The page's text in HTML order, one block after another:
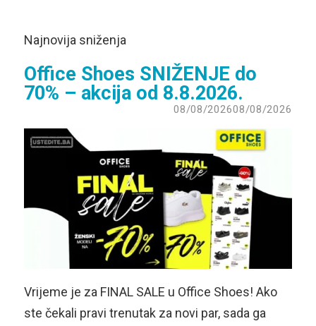
Najnovija sniženja
Office Shoes SNIŽENJE do
70% – akcija od 8.8.2026.
08/08/202608/08/2026
Vrijeme je za FINAL SALE u Office Shoes! Ako
ste čekali pravi trenutak za novi par, sada ga